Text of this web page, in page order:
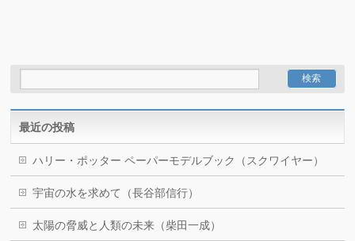
最近の投稿
ハリー・ポッター ペーパーモデルブック（スクワイヤー）
宇宙の水を求めて（長谷部信行）
太陽の脅威と人類の未来（柴田一成）